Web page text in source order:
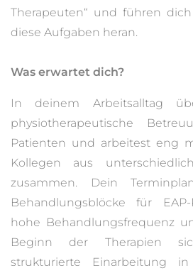
Therapeuten“ und führen
diese Aufgaben heran.
Was erwartet dich?
In deinem Arbeitsalltag
physiotherapeutische
Patienten und arbeitest eng
Kollegen aus
zusammen. Dein
Behandlungsblöcke für
hohe Behandlungsfrequenz
Beginn der Therapien
strukturierte Einarbeitung